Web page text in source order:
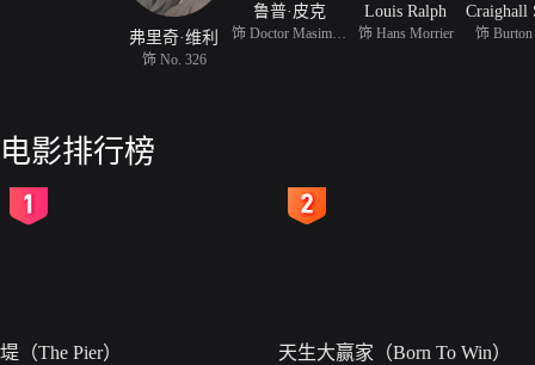
弗里奇·维利
饰 No. 326
鲁普·皮克
饰 Doctor Masimoto
Louis Ralph
饰 Hans Morrier
Craighall
饰 Burton
电影排行榜
堤（The Pier） 天生大赢家（Born To Win）